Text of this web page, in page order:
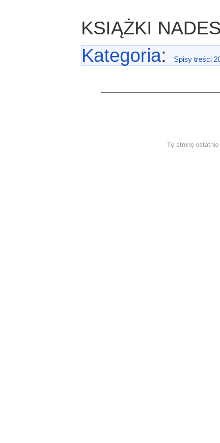
KSIĄŻKI
Kategoria: Spisy treści
Tę stronę